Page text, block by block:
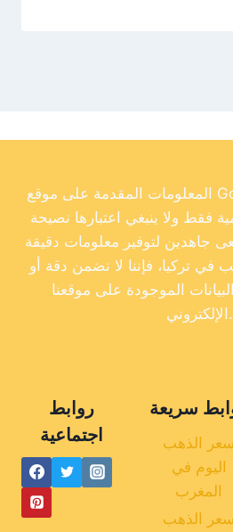
المعلومات المقدمة على موقع Goldpricesturkey.com
فقط ولا ينبغي اعتبارها نصيحة
جاهدين لتوفير معلومات دقيقة
في تركيا، فإننا لا نضمن دقة أو
الموجودة على موقعنا
الإلكتروني.
روابط
اجتماعية
سريعة
سعر الذهب
اليوم في
المغرب
سعر الذهب